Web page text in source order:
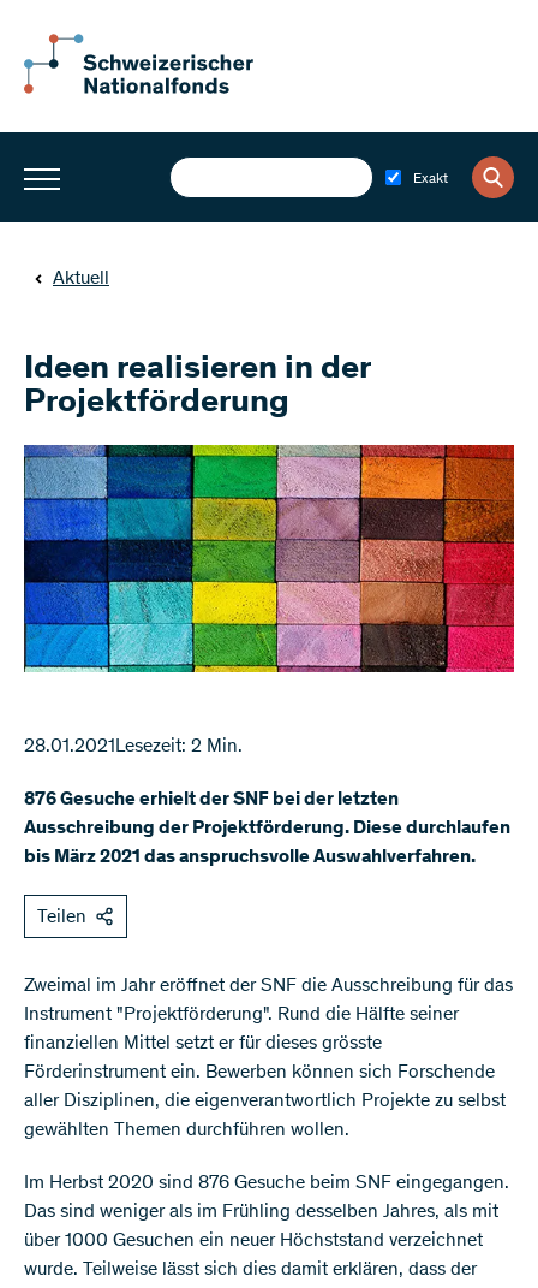
Exakt
Aktuell
Ideen realisieren in der
Projektförderung
28.01.2021Lesezeit: 2 Min.
876 Gesuche erhielt der SNF bei der letzten
Ausschreibung der Projektförderung. Diese durchlaufen
bis März 2021 das anspruchsvolle Auswahlverfahren.
Teilen
​Zweimal im Jahr eröffnet der SNF die Ausschreibung für das
Instrument "Projektförderung". Rund die Hälfte seiner
finanziellen Mittel setzt er für dieses grösste
Förderinstrument ein. Bewerben können sich Forschende
aller Disziplinen, die eigenverantwortlich Projekte zu selbst
gewählten Themen durchführen wollen.
Im Herbst 2020 sind 876 Gesuche beim SNF eingegangen.
Das sind weniger als im Frühling desselben Jahres, als mit
über 1000 Gesuchen ein neuer Höchststand verzeichnet
wurde. Teilweise lässt sich dies damit erklären, dass der